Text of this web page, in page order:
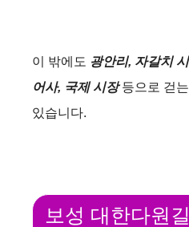
이 밖에도 광안리, 자갈치
어사, 국제 시장등으로 걷
있습니다.
보성 대한다원길